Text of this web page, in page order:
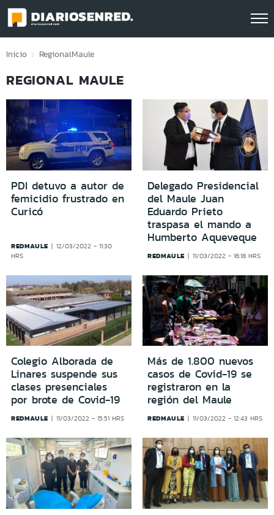
Click acá para ir directamente al contenido
Inicio RegionalMaule
REGIONAL MAULE
PDI detuvo a autor de
femicidio frustrado en
Curicó
REDMAULE
12/03/2022 - 11:30
HRS
Delegado Presidencial
del Maule Juan
Eduardo Prieto
traspasa el mando a
Humberto Aqueveque
REDMAULE 11/03/2022 - 16:18 HRS
Colegio Alborada de
Linares suspende sus
clases presenciales
por brote de Covid-19
REDMAULE 11/03/2022 - 15:51 HRS
Más de 1.800 nuevos
casos de Covid-19 se
registraron en la
región del Maule
REDMAULE 11/03/2022 - 12:43 HRS